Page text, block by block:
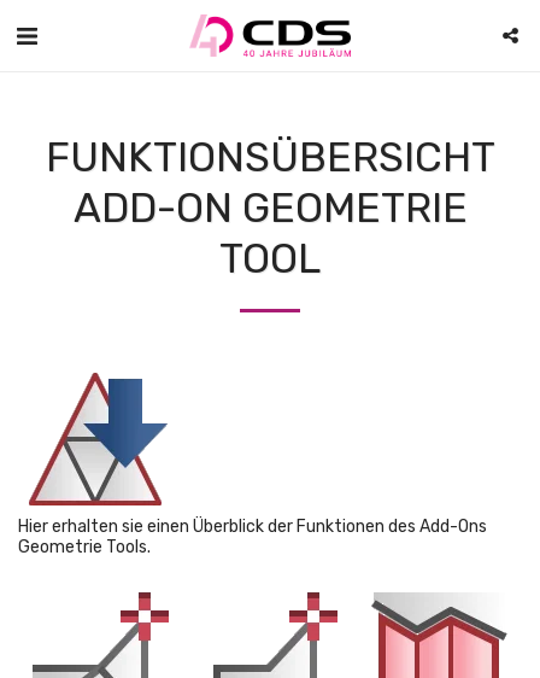
FUNKTIONSÜBERSICHT
ADD-ON GEOMETRIE
TOOL
Hier erhalten sie einen Überblick der Funktionen des Add-Ons
Geometrie Tools.